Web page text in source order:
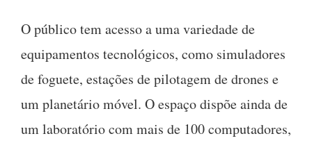
O público tem acesso a uma variedade de
equipamentos tecnológicos, como simuladores
de foguete, estações de pilotagem de drones e
um planetário móvel. O espaço dispõe ainda de
um laboratório com mais de 100 computadores,